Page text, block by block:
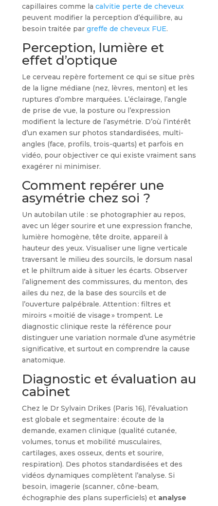
capillaires comme la calvitie perte de cheveux
peuvent modifier la perception d’équilibre, au
besoin traitée par greffe de cheveux FUE.
Perception, lumière et
effet d’optique
Le cerveau repère fortement ce qui se situe près
de la ligne médiane (nez, lèvres, menton) et les
ruptures d’ombre marquées. L’éclairage, l’angle
de prise de vue, la posture ou l’expression
modifient la lecture de l’asymétrie. D’où l’intérêt
d’un examen sur photos standardisées, multi-
angles (face, profils, trois-quarts) et parfois en
vidéo, pour objectiver ce qui existe vraiment sans
exagérer ni minimiser.
Comment repérer une
asymétrie chez soi ?
Un autobilan utile : se photographier au repos,
avec un léger sourire et une expression franche,
lumière homogène, tête droite, appareil à
hauteur des yeux. Visualiser une ligne verticale
traversant le milieu des sourcils, le dorsum nasal
et le philtrum aide à situer les écarts. Observer
l’alignement des commissures, du menton, des
ailes du nez, de la base des sourcils et de
l’ouverture palpébrale. Attention : filtres et
miroirs « moitié de visage » trompent. Le
diagnostic clinique reste la référence pour
distinguer une variation normale d’une asymétrie
significative, et surtout en comprendre la cause
anatomique.
Diagnostic et évaluation au
cabinet
Chez le Dr Sylvain Drikes (Paris 16), l’évaluation
est globale et segmentaire : écoute de la
demande, examen clinique (qualité cutanée,
volumes, tonus et mobilité musculaires,
cartilages, axes osseux, dents et sourire,
respiration). Des photos standardisées et des
vidéos dynamiques complètent l’analyse. Si
besoin, imagerie (scanner, cône-beam,
échographie des plans superficiels) et analyse